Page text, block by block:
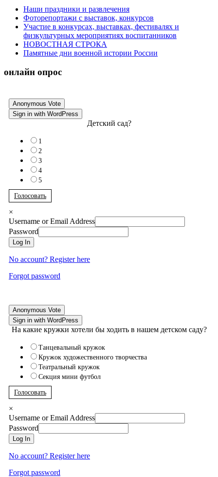
Наши праздники и развлечения
Фоторепортажи с выставок, конкурсов
Участие в конкурсах, выставках, фестивалях и
физкультурных мероприятиях воспитанников
НОВОСТНАЯ СТРОКА
Памятные дни военной истории России
онлайн опрос
Anonymous Vote
Sign in with WordPress
Детский сад?
1
2
3
4
5
Голосовать
×
Username or Email Address
Password
Log In
No account? Register here
Forgot password
Anonymous Vote
Sign in with WordPress
На какие кружки хотели бы ходить в нашем детском саду?
Танцевальный кружок
Кружок художественного творчества
Театральный кружок
Секция мини футбол
Голосовать
×
Username or Email Address
Password
Log In
No account? Register here
Forgot password